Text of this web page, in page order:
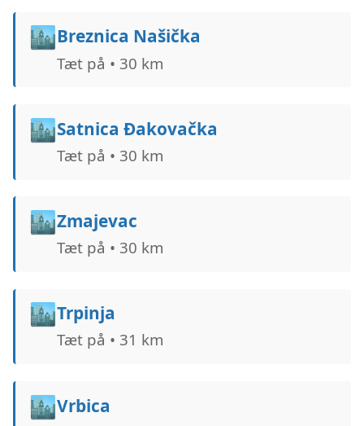
🏙️Breznica Našička
Tæt på • 30 km
🏙️Satnica Ðakovačka
Tæt på • 30 km
🏙️Zmajevac
Tæt på • 30 km
🏙️Trpinja
Tæt på • 31 km
🏙️Vrbica